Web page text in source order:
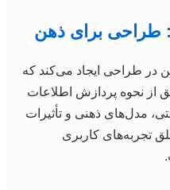
در طراحی ایجاد می‌کند که
از نحوه پردازش اطلاعات
مدل‌های ذهنی و تأثیرات
تجربه‌های کاربری